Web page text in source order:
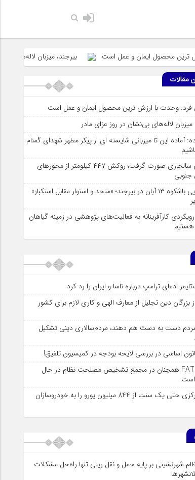
ایمان و عمل است بیرجند، میزبان لاله‌های بی‌نشان در
مقالات
فرد: وحدت با ارزش ترین محصول ایمان و عمل است
میزبان لاله‌های بی‌نشان در روز عزای مادر
آماده این تا میزبانی شایسته ای از پیکر مطهر شهدای گمنام
ازابتدای سالجاری صورت گرفت؛ روکش ۴۴۷ کیلومتر از محورهای
جنوبی
راهپیمایی باشکوه ۱۳ آبان در بیرجند؛ «متحد و استوار مقابل استکبار»
رویکردی کارآفرینانه به فعالیت‌های پژوهشی در زمینه گیاهان
هستیم
ادعای ترامپ درباره ناسا و ایران را رد کرد
بزرگان دین تجلیل از معارف الهی و کاری لازم برای کشور
دست به‌ دست هم دهند، مردم‌سالاری دینی تشکیل
اساسی در بررسی لایحه بودجه در کمیسیون تلفیق!
لوایح FATF همچنان در مجمع تشخیص مصلحت نظام در حال
بانک مرکزی حتی یک سنت از 844 میلیون یورو را به خودروسازان
شهرنشینی بر پایه حمل و نقل ریلی تنها راه‌حل مشکلات